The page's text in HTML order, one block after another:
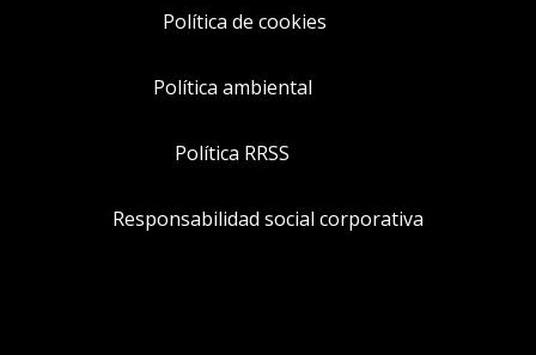
Política de cookies
Política ambiental
Política RRSS
Responsabilidad social corporativa